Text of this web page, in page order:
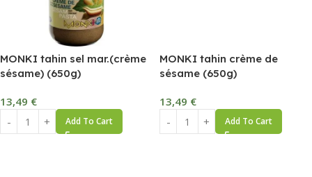
MONKI tahin sel mar.(crème
sésame) (650g)
13,49 €
Add To Cart
MONKI tahin crème de
sésame (650g)
13,49 €
Add To Cart